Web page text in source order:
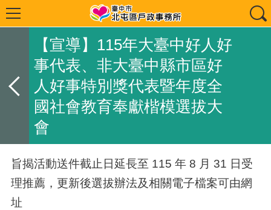
【宣導】115年大臺中好人好
事代表、非大臺中縣市區好
人好事特別獎代表暨年度全
國社會教育奉獻楷模選拔大
會
旨揭活動送件截止日延長至 115 年 8 月 31 日受
理推薦，更新後選拔辦法及相關電子檔案可由網
址